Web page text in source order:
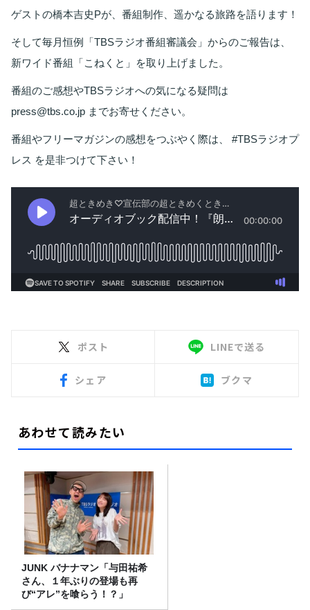
ゲストの橋本吉史Pが、番組制作、遥かなる旅路を語ります！
そして毎月恒例「TBSラジオ番組審議会」からのご報告は、
新ワイド番組「こねくと」を取り上げました。
番組のご感想やTBSラジオへの気になる疑問は
press@tbs.co.jp までお寄せください。
番組やフリーマガジンの感想をつぶやく際は、 #TBSラジオプ
レス を是非つけて下さい！
ポスト LINEで送る
シェア ブクマ
あわせて読みたい
JUNK バナナマン「与田祐希
さん、１年ぶりの登場も再
び“アレ”を喰らう！？」